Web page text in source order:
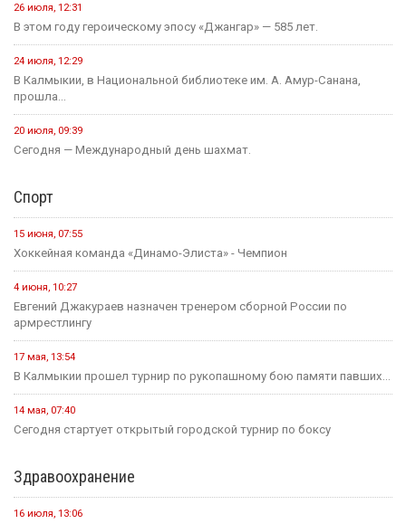
26 июля, 12:31
В этом году героическому эпосу «Джангар» — 585 лет.
24 июля, 12:29
В Калмыкии, в Национальной библиотеке им. А. Амур-Санана,
прошла...
20 июля, 09:39
Сегодня — Международный день шахмат.
Спорт
15 июня, 07:55
Хоккейная команда «Динамо-Элиста» - Чемпион
4 июня, 10:27
Евгений Джакураев назначен тренером сборной России по
армрестлингу
17 мая, 13:54
В Калмыкии прошел турнир по рукопашному бою памяти павших...
14 мая, 07:40
Сегодня стартует открытый городской турнир по боксу
Здравоохранение
16 июля, 13:06